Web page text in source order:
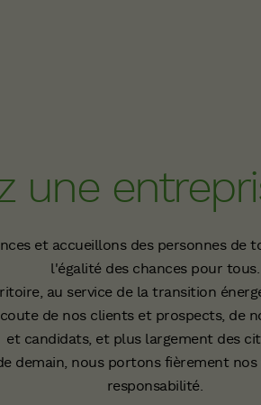
une
et accueillons des personnes de
l'égalité des chances pour tous.
au service de la transition
de nos clients et prospects, de
et candidats, et plus largement des
demain, nous portons fièrement
responsabilité.